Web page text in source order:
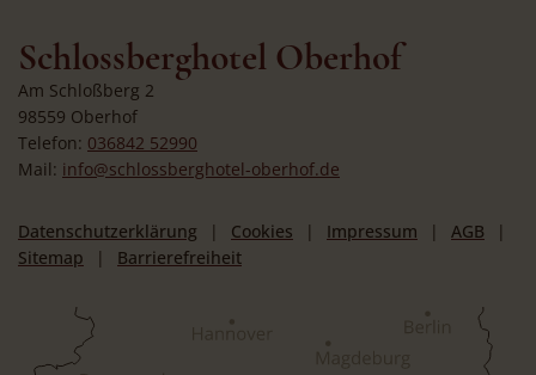
Schlossberghotel Oberhof
Am Schloßberg 2
98559 Oberhof
Telefon: 036842 52990
Mail: info@schlossberghotel-oberhof.de
Datenschutzerklärung Cookies Impressum
AGB
Sitemap
Barrierefreiheit